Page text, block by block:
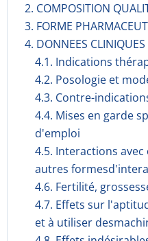
2. COMPOSITION
3. FORME
4. DONNEES CLINIQUES
4.1. Indications
4.2. Posologie et
4.3. Contre-
4.4. Mises en garde
d'emploi
4.5. Interactions
autres
4.6. Fertilité,
4.7. Effets sur
et à utiliser